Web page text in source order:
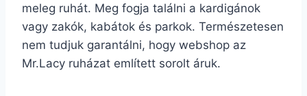
meleg ruhát. Meg fogja találni a kardigánok
vagy zakók, kabátok és parkok. Természetesen
nem tudjuk garantálni, hogy webshop az
Mr.Lacy ruházat említett sorolt áruk.